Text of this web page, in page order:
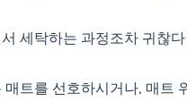
세탁하는 과정조차 귀찮
매트를 선호하시거나, 매트